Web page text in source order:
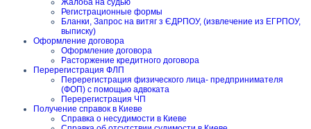
Жалоба на судью
Регистрационные формы
Бланки, Запрос на витяг з ЄДРПОУ, (извлечение из ЕГРПОУ,
выписку)
Оформление договора
Оформление договора
Расторжение кредитного договора
Перерегистрация ФЛП
Перерегистрация физического лица- предпринимателя
(ФОП) с помощью адвоката
Перерегистрация ЧП
Получение справок в Киеве
Справка о несудимости в Киеве